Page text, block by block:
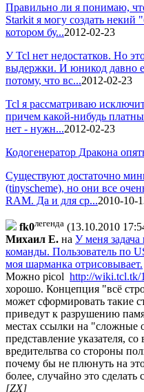
Правильно ли я понимаю,
Starkit я могу создать некий
котором бу...2012-02-23
У Tcl нет недостатков. Но
выдержки. И юникод давно
потому, что вс...2012-02-23
Tcl я рассматриваю
причем какой-нибудь
нет - нужн...2012-02-23
Кодогенератор Дракона
Существуют достаточно
(tinyscheme), но они все
RAM. Да и для ср...2010-10-
fk0легенда (13.10.2010
Михаил Е. на У меня задача
команды. Пользователь по
моя шарманка отрисовывает.
Можно picol http://wiki.tcl.tk/
хорошо. Концепция "всё
может сформировать такие
приведут к разрушению
местах ссылки на "сложные
представление указателя,
вредительтва со стороны
почему бы не плюнуть на
более, случайно это сделать
[ZX]